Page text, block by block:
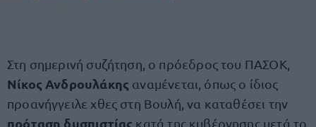
Στη σημερινή συζήτηση, ο πρόεδρος του ΠΑΣΟΚ,
Νίκος Ανδρουλάκης αναμένεται, όπως ο ίδιος
προανήγγειλε χθες στη Βουλή, να καταθέσει την
πρόταση δυσπιστίας κατά της κυβέρνησης μετά το